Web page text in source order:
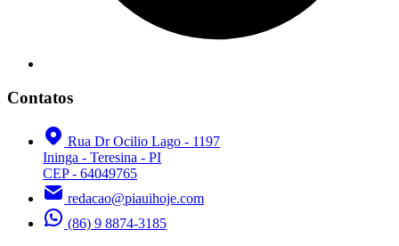
Contatos
Rua Dr Ocilio Lago - 1197
Ininga - Teresina - PI
CEP - 64049765
redacao@piauihoje.com
(86) 9 8874-3185